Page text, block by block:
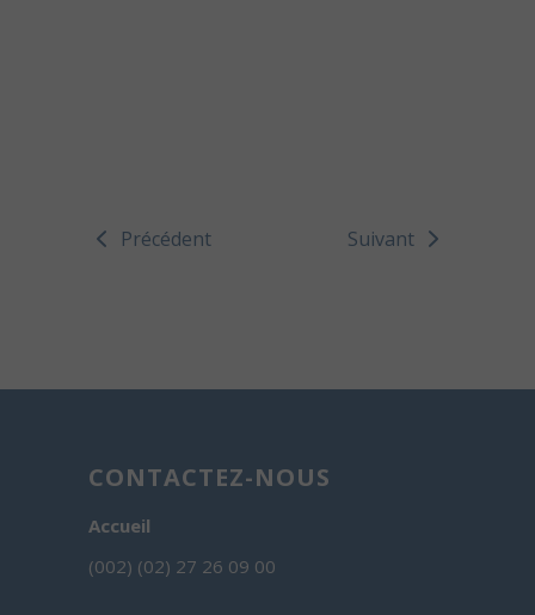
Précédent Suivant
CONTACTEZ-NOUS
Accueil
(002) (02) 27 26 09 00